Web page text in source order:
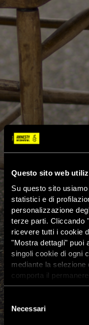
Questo sito web
Su questo sito
statistici e di
personalizzazione
terze parti. Cliccando
ricevere tutti i cookie
"Mostra dettagli" puoi
singoli cookie di ogni
mediante la selezione
comporta il
dunque la
dei cookie attivi sul
Selezione
del
consenso
Necessari